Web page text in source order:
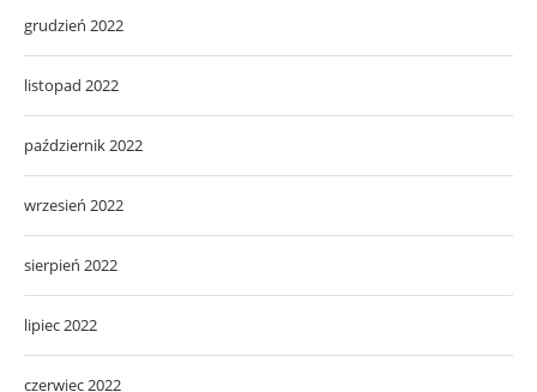
grudzień 2022
listopad 2022
październik 2022
wrzesień 2022
sierpień 2022
lipiec 2022
czerwiec 2022